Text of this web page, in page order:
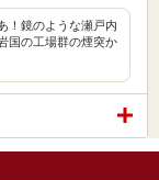
！鏡のような瀬戸内
国の工場群の煙突か